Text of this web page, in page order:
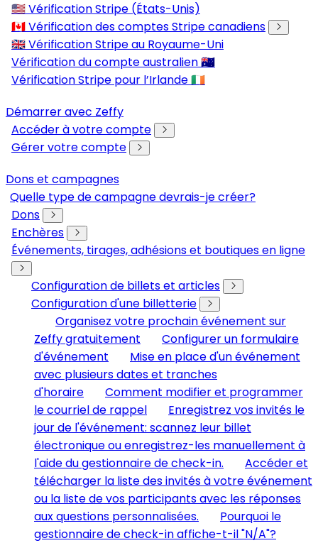
🇺🇸 Vérification Stripe (États-Unis)
🇨🇦 Vérification des comptes Stripe canadiens
🇬🇧 Vérification Stripe au Royaume-Uni
Vérification du compte australien 🇦🇺
Vérification Stripe pour l’Irlande 🇮🇪
Démarrer avec Zeffy
Accéder à votre compte
Gérer votre compte
Dons et campagnes
Quelle type de campagne devrais-je créer?
Dons
Enchères
Événements, tirages, adhésions et boutiques en ligne
Configuration de billets et articles
Configuration d'une billetterie
Organisez votre prochain événement sur
Zeffy gratuitement
Configurer un formulaire
d'événement
Mise en place d'un événement
avec plusieurs dates et tranches
d'horaire
Comment modifier et programmer
le courriel de rappel
Enregistrez vos invités le
jour de l'événement: scannez leur billet
électronique ou enregistrez-les manuellement à
l'aide du gestionnaire de check-in.
Accéder et
télécharger la liste des invités à votre événement
ou la liste de vos participants avec les réponses
aux questions personnalisées.
Pourquoi le
gestionnaire de check-in affiche-t-il "N/A"?